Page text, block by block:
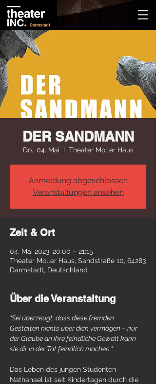
DER SANDMANN
Do., 04. Mai
  |
Theater Moller Haus
Anmeldung abgeschlossen
Veranstaltungen ansehen
Zeit & Ort
04. Mai 2023, 20:00 – 21:15
Theater Moller Haus, Sandstraße 10, 64283
Darmstadt, Deutschland
Über die Veranstaltung
"Sei überzeugt, dass diese fremden
Gestalten nichts über dich vermögen – nur
der Glaube an ihre feindliche Gewalt kann
sie dir in der Tat feindlich machen."
Das Leben des jungen Studenten
Nathanael ist seit Kindertagen durch die